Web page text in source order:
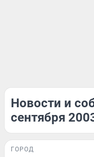
Новости и
сентября
ГОРОД